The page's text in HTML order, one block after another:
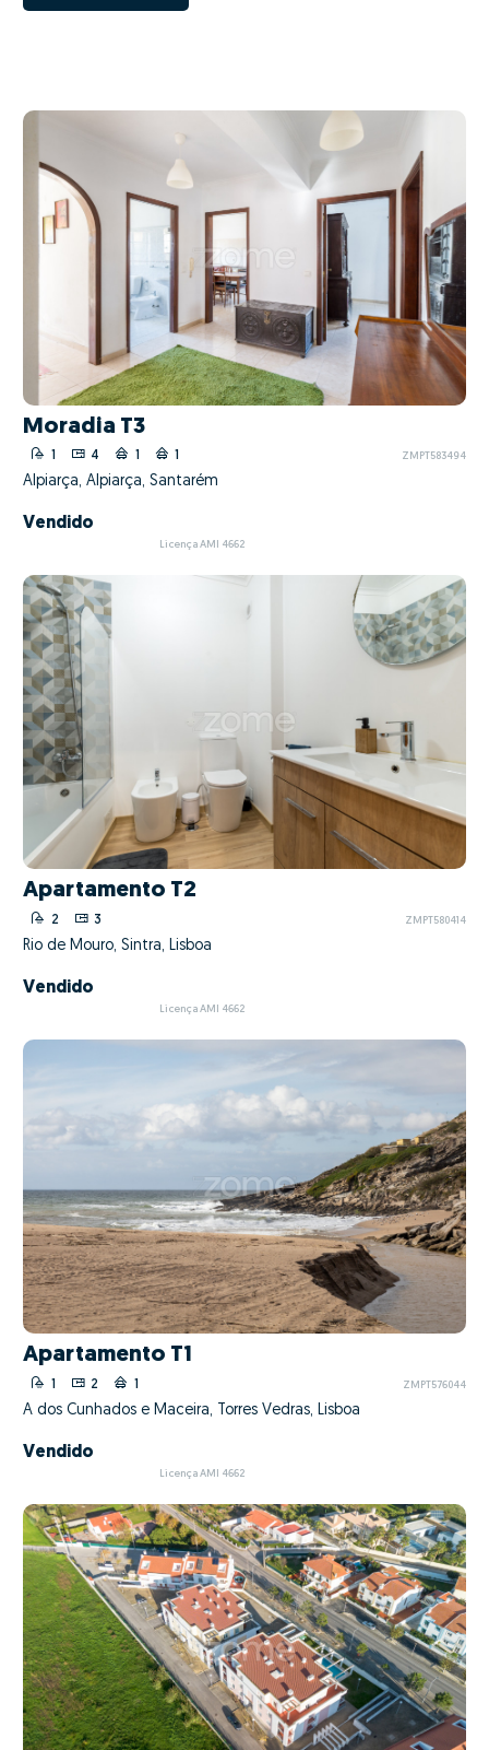
Moradia T3
1 4 1 1 ZMPT583494
Alpiarça, Alpiarça, Santarém
Vendido
Licença AMI 4662
Apartamento T2
2 3 ZMPT580414
Rio de Mouro, Sintra, Lisboa
Vendido
Licença AMI 4662
Apartamento T1
1 2 1 ZMPT576044
A dos Cunhados e Maceira, Torres Vedras, Lisboa
Vendido
Licença AMI 4662